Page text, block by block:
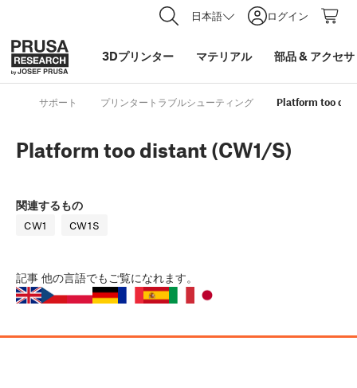
日本語 ログイン
3Dプリンター マテリアル 部品& アクセ
サポート プリンタートラブルシューティング Platform too
Platform too distant (CW1/S)
関連するもの
CW1 CW1S
記事 他の言語でもご覧になれます。